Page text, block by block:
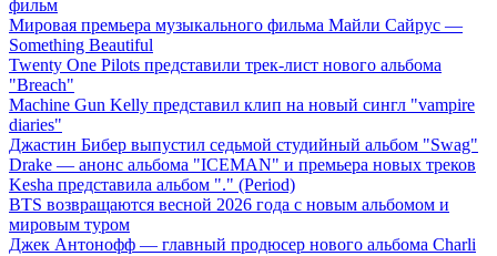
фильм
Мировая премьера музыкального фильма Майли Сайрус —
Something Beautiful
Twenty One Pilots представили трек-лист нового альбома
"Breach"
Machine Gun Kelly представил клип на новый сингл "vampire
diaries"
Джастин Бибер выпустил седьмой студийный альбом "Swag"
Drake — анонс альбома "ICEMAN" и премьера новых треков
Kesha представила альбом "." (Period)
BTS возвращаются весной 2026 года с новым альбомом и
мировым туром
Джек Антонофф — главный продюсер нового альбома Charli